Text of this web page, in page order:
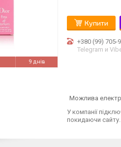
9 днів
Купити
+380 (99) 705-
Telegram и
У компанії
покидаючи сайту.